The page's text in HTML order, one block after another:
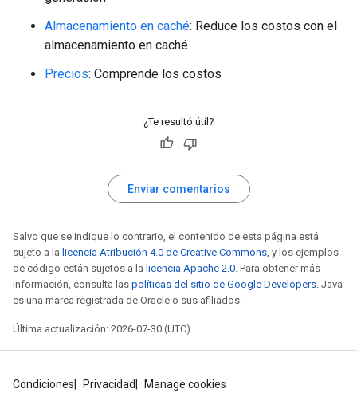
Almacenamiento en caché: Reduce los costos con el
almacenamiento en caché
Precios: Comprende los costos
¿Te resultó útil?
Enviar comentarios
Salvo que se indique lo contrario, el contenido de esta página está
sujeto a la licencia Atribución 4.0 de Creative Commons, y los ejemplos
de código están sujetos a la licencia Apache 2.0. Para obtener más
información, consulta las políticas del sitio de Google Developers. Java
es una marca registrada de Oracle o sus afiliados.
Última actualización: 2026-07-30 (UTC)
Condiciones Privacidad Manage cookies